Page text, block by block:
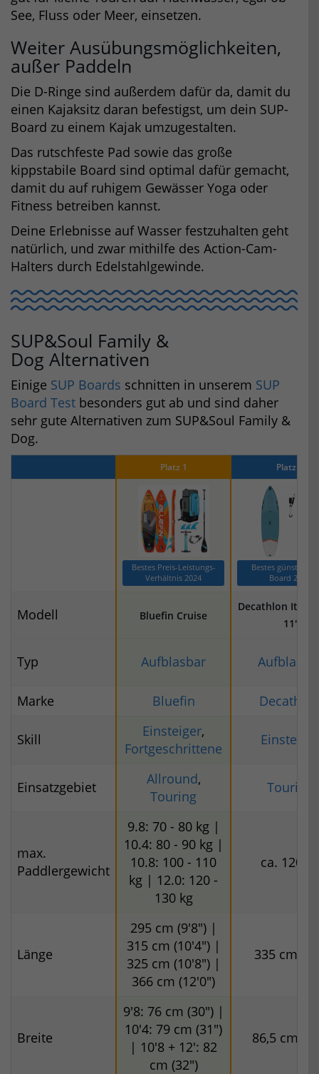
See, Fluss oder Meer, einsetzen.
Weiter Ausübungsmöglichkeiten,
außer Paddeln
Die D-Ringe sind außerdem dafür da, damit du
einen Kajaksitz daran befestigst, um dein SUP-
Board zu einem Kajak umzugestalten.
Das rutschfeste Pad sowie das große
kippstabile Board sind optimal dafür gemacht,
damit du auf ruhigem Gewässer Yoga oder
Fitness betreiben kannst.
Deine Erlebnisse auf Wasser festzuhalten geht
natürlich, und zwar mithilfe des Action-Cam-
Halters durch Edelstahlgewinde.
SUP&Soul Family &
Dog Alternativen
Einige SUP Boards schnitten in unserem SUP
Board Test besonders gut ab und sind daher
sehr gute Alternativen zum SUP&Soul Family &
Dog.
Platz 1 Platz 2
Bestes Preis-Leistungs-
Verhältnis 2024
Bestes günstiges
Board 2024
Modell Bluefin Cruise
Decathlon Itiwit
11′
Typ Aufblasbar
Marke Bluefin
Skill Einsteiger,
Fortgeschrittene
Einsteiger
Einsatzgebiet Allround,
Touring
Touring
max.
Paddlergewicht
9.8: 70 - 80 kg |
10.4: 80 - 90 kg |
10.8: 100 - 110
kg | 12.0: 120 -
130 kg
ca. 120 kg
Länge
295 cm (9'8") |
315 cm (10'4") |
325 cm (10'8") |
366 cm (12'0")
335 cm
Breite
9'8: 76 cm (30") |
10'4: 79 cm (31")
| 10'8 + 12': 82
cm (32")
86,5 cm